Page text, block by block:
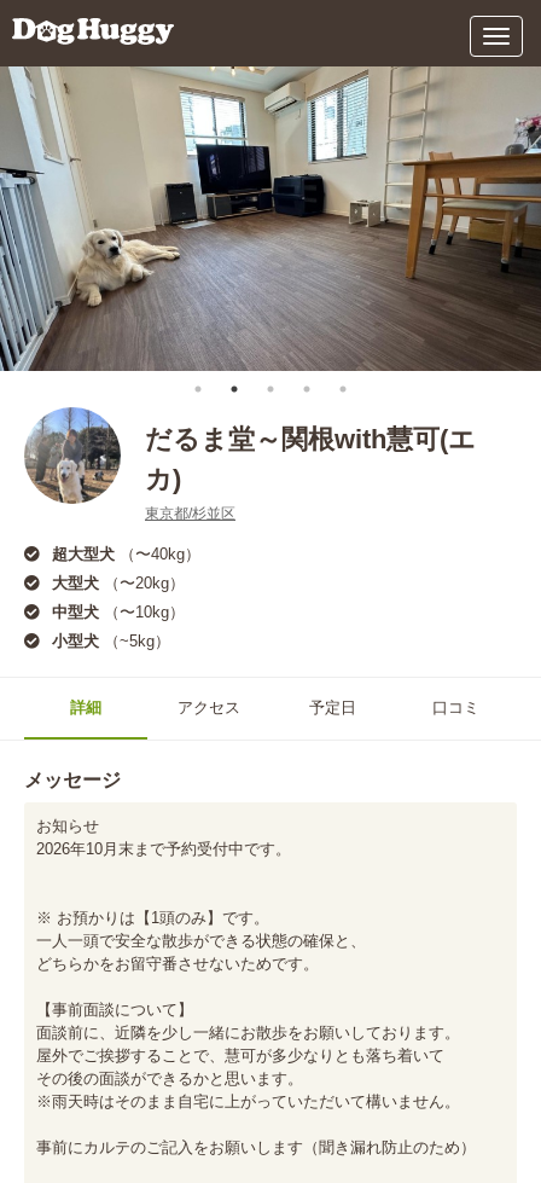
メ
ニ
だるま堂～関根with慧可(エ
カ)
東京都/杉並区
超大型犬
（〜40kg）
大型犬
（〜20kg）
中型犬
（〜10kg）
小型犬
（~5kg）
詳細 アクセス 予定日 口コミ
メッセージ
お知らせ
2026年10月末まで予約受付中です。
※ お預かりは【1頭のみ】です。
一人一頭で安全な散歩ができる状態の確保と、
どちらかをお留守番させないためです。
【事前面談について】
面談前に、近隣を少し一緒にお散歩をお願いしております。
屋外でご挨拶することで、慧可が多少なりとも落ち着いて
その後の面談ができるかと思います。
※雨天時はそのまま自宅に上がっていただいて構いません。
事前にカルテのご記入をお願いします（聞き漏れ防止のため）